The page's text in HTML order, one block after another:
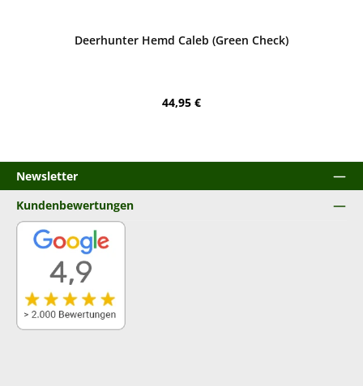
Deerhunter Hemd Caleb (Green Check)
Regulärer Preis:
44,95 €
Newsletter
Kundenbewertungen